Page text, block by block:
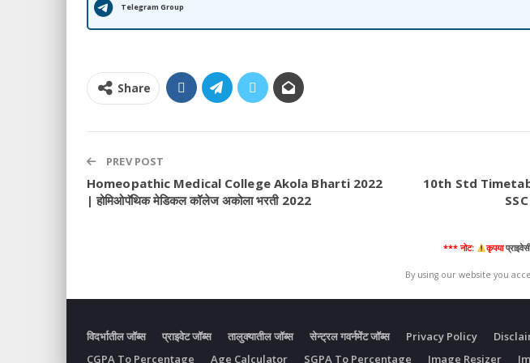
Telegram Group
Share
PREV POST
Homeopathic Medical College Akola Bharti 2022
| होमिओपॅथिक मेडिकल कॉलेज अकोला भरती 2022
10th Std
*** नोट: कृपया
By using our website you
विदर्भातील जॉब्स प्राइवेट जॉब्स तालुक्यातील जॉब्स सेन्ट्रल गवर्नमेंट जॉब्स Privacy Policy
CGPA To Percentage
Age Calculator SGPA To Percentage Image Resizer